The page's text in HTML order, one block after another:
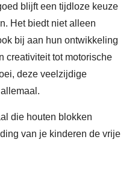
blijft een tijdloze keuze
Het biedt niet alleen
bij aan hun ontwikkeling
creativiteit tot motorische
deze veelzijdige
die houten blokken
van je kinderen de vrije